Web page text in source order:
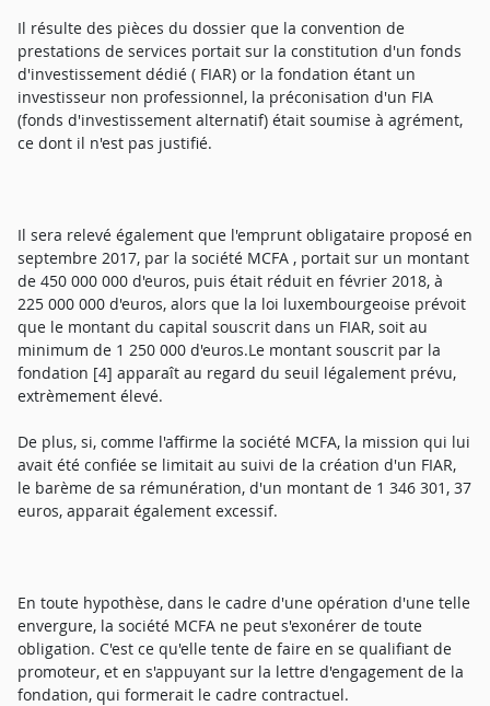
Il résulte des pièces du dossier que la convention de
prestations de services portait sur la constitution d'un fonds
d'investissement dédié ( FIAR) or la fondation étant un
investisseur non professionnel, la préconisation d'un FIA
(fonds d'investissement alternatif) était soumise à agrément,
ce dont il n'est pas justifié.
Il sera relevé également que l'emprunt obligataire proposé en
septembre 2017, par la société MCFA , portait sur un montant
de 450 000 000 d'euros, puis était réduit en février 2018, à
225 000 000 d'euros, alors que la loi luxembourgeoise prévoit
que le montant du capital souscrit dans un FIAR, soit au
minimum de 1 250 000 d'euros.Le montant souscrit par la
fondation [4] apparaît au regard du seuil légalement prévu,
extrèmement élevé.
De plus, si, comme l'affirme la société MCFA, la mission qui lui
avait été confiée se limitait au suivi de la création d'un FIAR,
le barème de sa rémunération, d'un montant de 1 346 301, 37
euros, apparait également excessif.
En toute hypothèse, dans le cadre d'une opération d'une telle
envergure, la société MCFA ne peut s'exonérer de toute
obligation. C'est ce qu'elle tente de faire en se qualifiant de
promoteur, et en s'appuyant sur la lettre d'engagement de la
fondation, qui formerait le cadre contractuel.